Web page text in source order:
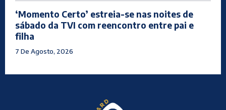
‘Momento Certo’ estreia-se nas noites de
sábado da TVI com reencontro entre pai e
filha
7 De Agosto, 2026